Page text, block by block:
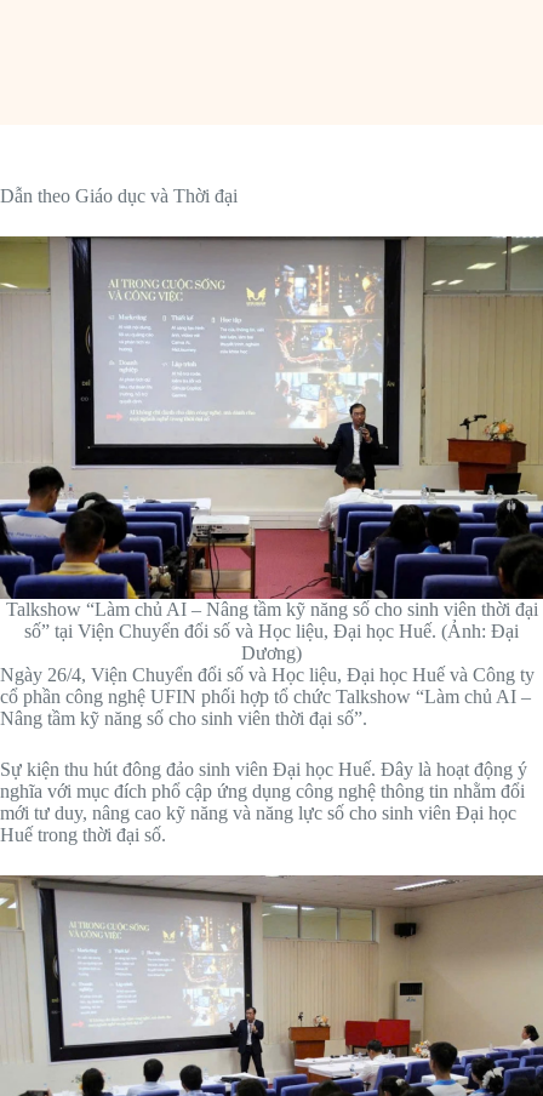
Dẫn theo Giáo dục và Thời đại
Talkshow “Làm chủ AI – Nâng tầm kỹ năng số cho sinh viên thời đại
số” tại Viện Chuyển đổi số và Học liệu, Đại học Huế. (Ảnh: Đại
Dương)
Ngày 26/4, Viện Chuyển đổi số và Học liệu, Đại học Huế và Công ty
cổ phần công nghệ UFIN phối hợp tổ chức Talkshow “Làm chủ AI –
Nâng tầm kỹ năng số cho sinh viên thời đại số”.
Sự kiện thu hút đông đảo sinh viên Đại học Huế. Đây là hoạt động ý
nghĩa với mục đích phổ cập ứng dụng công nghệ thông tin nhằm đổi
mới tư duy, nâng cao kỹ năng và năng lực số cho sinh viên Đại học
Huế trong thời đại số.